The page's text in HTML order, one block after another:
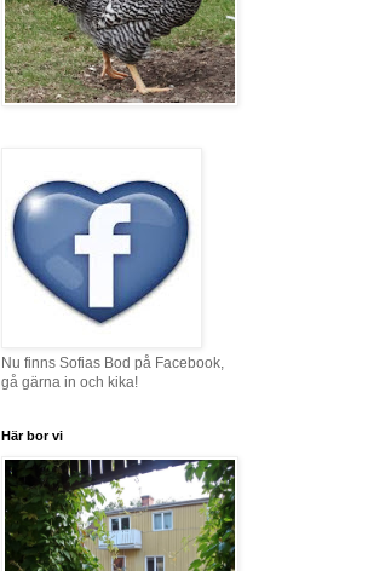
Nu finns Sofias Bod på Facebook,
gå gärna in och kika!
Här bor vi